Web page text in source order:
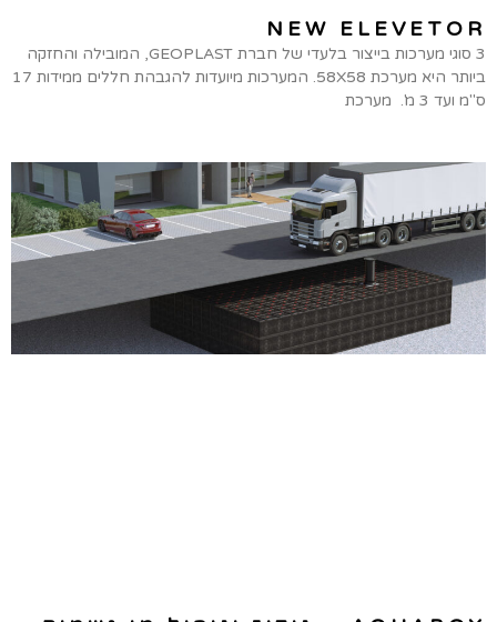
NEW ELEVETOR
3 סוגי מערכות בייצור בלעדי של חברת GEOPLAST, המובילה והחזקה
ביותר היא מערכת 58X58. המערכות מיועדות להגבהת חללים ממידות 17
ס"מ ועד 3 מ'. מערכת